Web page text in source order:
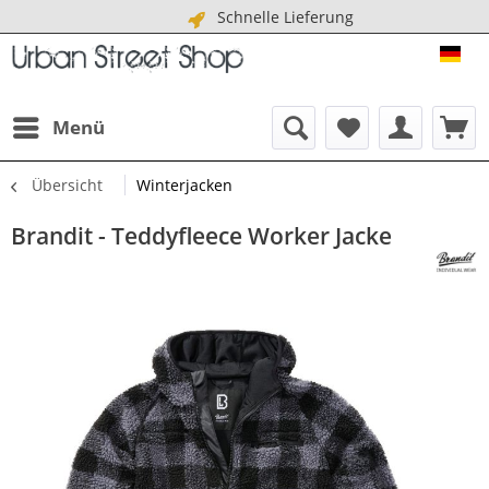
Schnelle Lieferung
Menü
Übersicht Winterjacken
Brandit - Teddyfleece Worker Jacke